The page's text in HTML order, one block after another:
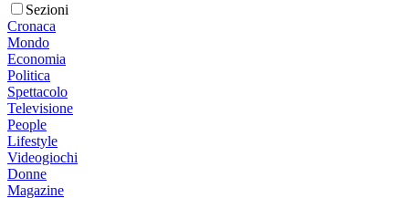
Sezioni
Cronaca
Mondo
Economia
Politica
Spettacolo
Televisione
People
Lifestyle
Videogiochi
Donne
Magazine